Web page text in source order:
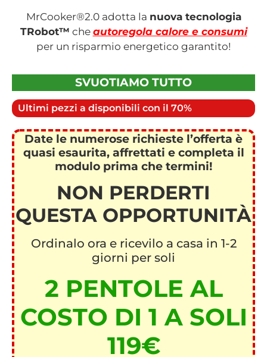
MrCooker®2.0 adotta la nuova tecnologia
TRobot™ che autoregola calore e consumi
per un risparmio energetico garantito!
SVUOTIAMO TUTTO
Ultimi pezzi a disponibili con il 70%
Date le numerose richieste l’offerta è
quasi esaurita, affrettati e completa il
modulo prima che termini!
NON PERDERTI
QUESTA OPPORTUNITÀ
Ordinalo ora e ricevilo a casa in 1-2
giorni per soli
2 PENTOLE AL
COSTO DI 1 A SOLI
119€